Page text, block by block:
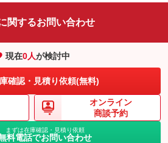
関するお問い合わせ
現在0人が検討中
確認・見積り依頼(無料)
オンライン
商談予約
まずは在庫確認・見積り依頼
料電話でお問い合わせ